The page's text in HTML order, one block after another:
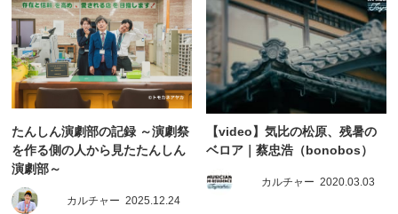
たんしん演劇部の記録 ～演劇祭
を作る側の人から見たたんしん
演劇部～
カルチャー 2025.12.24
【video】気比の松原、残暑の
ベロア｜蔡忠浩（bonobos）
カルチャー 2020.03.03